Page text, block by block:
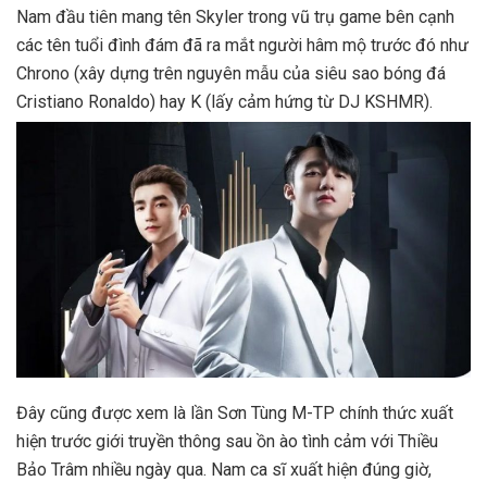
Nam đầu tiên mang tên Skyler trong vũ trụ game bên cạnh
các tên tuổi đình đám đã ra mắt người hâm mộ trước đó như
Chrono (xây dựng trên nguyên mẫu của siêu sao bóng đá
Cristiano Ronaldo) hay K (lấy cảm hứng từ DJ KSHMR).
Đây cũng được xem là lần Sơn Tùng M-TP chính thức xuất
hiện trước giới truyền thông sau ồn ào tình cảm với Thiều
Bảo Trâm nhiều ngày qua. Nam ca sĩ xuất hiện đúng giờ,